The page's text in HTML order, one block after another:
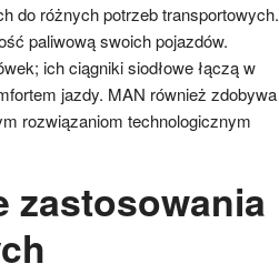
do różnych potrzeb transportowych.
paliwową swoich pojazdów.
ich ciągniki siodłowe łączą w
jazdy. MAN również zdobywa
rozwiązaniom technologicznym
zastosowania